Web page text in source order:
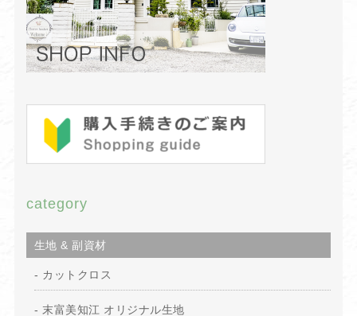
category
生地 & 副資材
カットクロス
末富美知江 オリジナル生地